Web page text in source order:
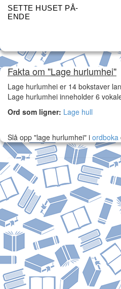
SETTE HUSET PÅ-
ENDE
Fakta om "Lage hurlumhei"
Lage hurlumhei er 14 bokstaver
Lage hurlumhei inneholder 6
Ord som ligner: Lage hull
Slå opp "lage hurlumhei" i ordboka